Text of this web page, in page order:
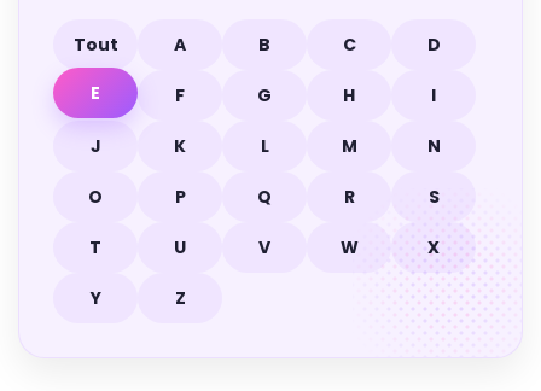
Tout A B C
D
E
F G H I
J K L M N
O P Q R S
T U V W X
Y Z